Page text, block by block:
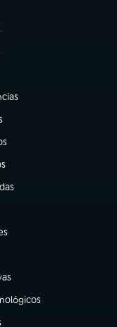
aba)